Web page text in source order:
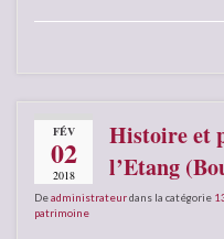
FÉV
02
2018
Histoire et
l’Etang
Deadministrateurdans la catégorie
patrimoine